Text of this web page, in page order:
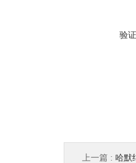
验
上一篇 : 哈默